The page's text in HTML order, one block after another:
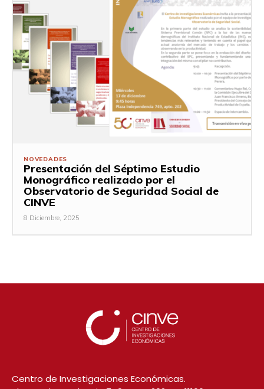
NOVEDADES
Presentación del Séptimo Estudio
Monográfico realizado por el
Observatorio de Seguridad Social de
CINVE
8 Diciembre, 2025
Centro de Investigaciones Económicas.